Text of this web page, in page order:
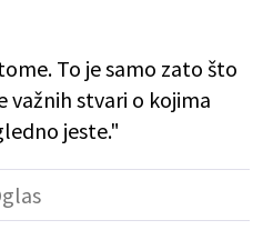
To je samo zato što
važnih stvari o kojima
jeste."